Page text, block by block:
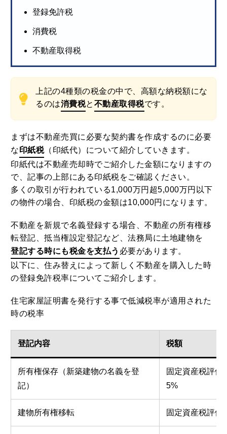
登録免許税
消費税
不動産取得税
上記の4種類の税金の中で、高額な納税額にな
るのは消費税と 不動産取得税です。
まずは不動産売買に必要な契約書を作成するのに必要
な印紙税（印紙代）について紹介していきます。
印紙代は不動産売却時でご紹介した金額になりますの
で、記事の上部にある印紙税をご確認ください。
多くの取引が行われている1,000万円超5,000万円以下
の物件の場合、印紙税の金額は10,000円になります。
不動産を新規で名義登録する場合、不動産の所有権移
転登記、抵当権設定登記など、法務局に土地建物を
登記する時にも税金を支払う 必要があります。
以下に、住み替えによって新しく不動産を購入した時
の登録免許税率についてご紹介します。
住宅家屋証明書を発行する事で低減税率が適用された
時の税率
登記内容 税額
所有権保存（新築建物の名義を登
記）
固定資産税評価
5%
建物所有権移転 固定資産税評価